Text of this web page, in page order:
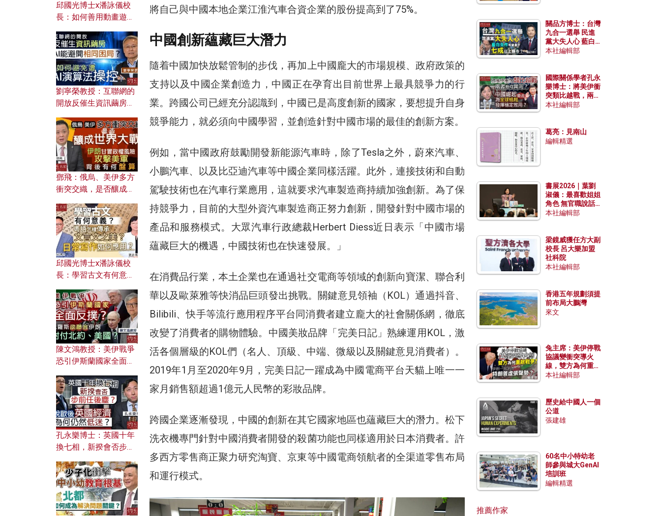
將自己與中國本地企業江淮汽車合資企業的股份提高到了75%。
中國創新蘊藏巨大潛力
隨着中國加快放鬆管制的步伐，再加上中國龐大的市場規模、政府政策的
支持以及中國企業創造力，中國正在孕育出目前世界上最具競爭力的行
業。跨國公司已經充分認識到，中國已是高度創新的國家，要想提升自身
競爭能力，就必須向中國學習，並創造針對中國市場的最佳的創新方案。
例如，當中國政府鼓勵開發新能源汽車時，除了Tesla之外，蔚來汽車、
小鵬汽車、以及比亞迪汽車等中國企業同樣活躍。此外，連接技術和自動
駕駛技術也在汽車行業應用，這就要求汽車製造商持續加強創新。為了保
持競爭力，目前的大型外資汽車製造商正努力創新，開發針對中國市場的
產品和服務模式。大眾汽車行政總裁Herbert Diess近日表示「中國市場
蘊藏巨大的機遇，中國技術也在快速發展。」
在消費品行業，本土企業也在通過社交電商等領域的創新向寶潔、聯合利
華以及歐萊雅等快消品巨頭發出挑戰。關鍵意見領袖（KOL）通過抖音、
Bilibili、快手等流行應用程序平台同消費者建立龐大的社會關係網，徹底
改變了消費者的購物體驗。中國美妝品牌「完美日記」熟練運用KOL，激
活各個層級的KOL們（名人、頂級、中端、微級以及關鍵意見消費者）。
2019年1月至2020年9月，完美日記一躍成為中國電商平台天貓上唯一一
家月銷售額超過1億元人民幣的彩妝品牌。
跨國企業逐漸發現，中國的創新在其它國家地區也蘊藏巨大的潛力。松下
洗衣機專門針對中國消費者開發的殺菌功能也同樣適用於日本消費者。許
多西方零售商正聚力研究淘寶、京東等中國電商領航者的全渠道零售布局
和運行模式。
邱國光博士x潘詠儀校
長：如何善用動畫遊戲
劉寧榮教授：互聯網的
開放反催生資訊繭房，
何避免遭AI演算法操
控？
鄧飛：俄烏、美伊多方
衝突交織，是否釀成世
風險攻擊美軍，背後有
何盤算？
邱國光博士x潘詠儀校
長：學習古文有何意
文之美？ 日常寫作如何
應用？
陳文鴻教授：美伊戰爭
恐引伊斯蘭國家全面反
對付北約美國？
孔永樂博士：英國十年
換七相，新揆會否步前
濟為何仍然低迷？
關品方博士：台灣
九合一選舉 民進
黨大失人心 藍白
合作有望拿下七成
本社編輯部
國際關係學者孔永
樂博士：將美伊衝
突類比越戰，兩者
有何異同？中國崛
本社編輯部
葛亮：見南山
編輯精選
書展2026｜葉劉
淑儀：最喜歡姐姐
角色 無官職說話
包袱少
本社編輯部
梁鏡威獲任方大副
校長 呂大樂加盟
社科院
本社編輯部
香港五年規劃須提
前布局大鵬灣
來文
兔主席：美伊停戰
協議變衝突導火
線，雙方為何重啟
戰爭？伊朗一早洞
本社編輯部
歷史給中國人一個
公道
張建雄
60名中小特幼老
師參與城大GenAI
培訓班
編輯精選
推薦作家